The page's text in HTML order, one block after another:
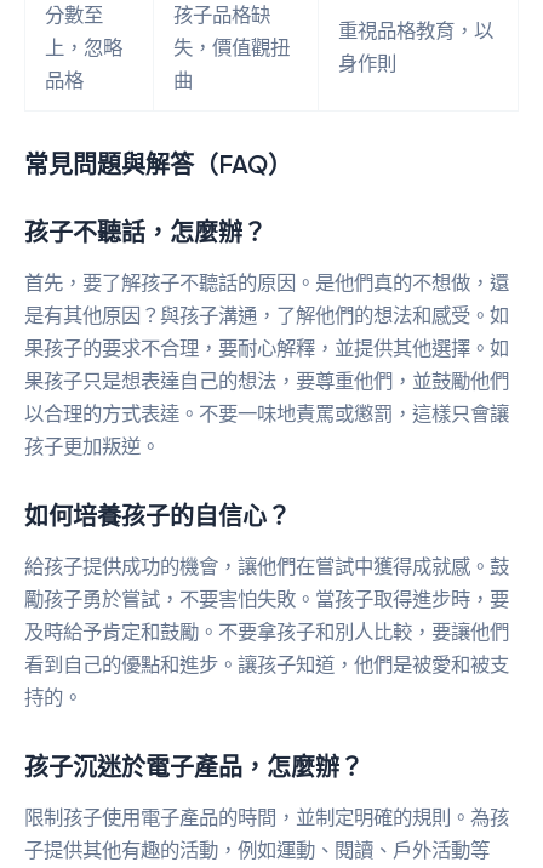
分數至
上，忽略
品格
孩子品格缺
失，價值觀扭
曲
重視品格教育，以
身作則
常見問題與解答（FAQ）
孩子不聽話，怎麼辦？
首先，要了解孩子不聽話的原因。是他們真的不想做，還
是有其他原因？與孩子溝通，了解他們的想法和感受。如
果孩子的要求不合理，要耐心解釋，並提供其他選擇。如
果孩子只是想表達自己的想法，要尊重他們，並鼓勵他們
以合理的方式表達。不要一味地責罵或懲罰，這樣只會讓
孩子更加叛逆。
如何培養孩子的自信心？
給孩子提供成功的機會，讓他們在嘗試中獲得成就感。鼓
勵孩子勇於嘗試，不要害怕失敗。當孩子取得進步時，要
及時給予肯定和鼓勵。不要拿孩子和別人比較，要讓他們
看到自己的優點和進步。讓孩子知道，他們是被愛和被支
持的。
孩子沉迷於電子產品，怎麼辦？
限制孩子使用電子產品的時間，並制定明確的規則。為孩
子提供其他有趣的活動，例如運動、閱讀、戶外活動等